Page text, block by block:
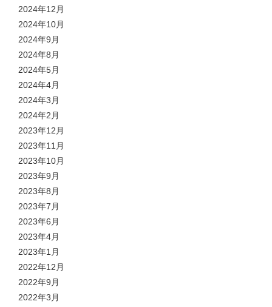
2024年12月
2024年10月
2024年9月
2024年8月
2024年5月
2024年4月
2024年3月
2024年2月
2023年12月
2023年11月
2023年10月
2023年9月
2023年8月
2023年7月
2023年6月
2023年4月
2023年1月
2022年12月
2022年9月
2022年3月